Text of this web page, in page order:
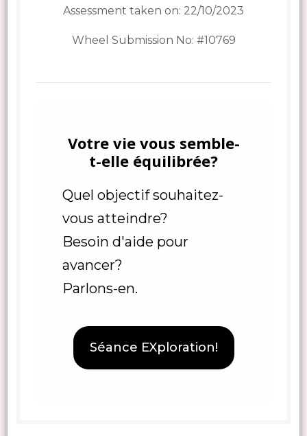
Assessment taken on: 22/10/2023
Wheel Submission No: #10769
Votre vie vous semble-
t-elle équilibrée?
Quel objectif souhaitez-
vous atteindre?
Besoin d'aide pour
avancer?
Parlons-en.
Séance EXploration!